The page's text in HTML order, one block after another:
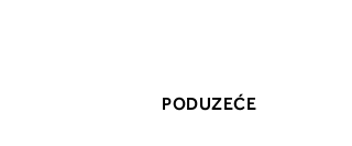
PODUZEĆE